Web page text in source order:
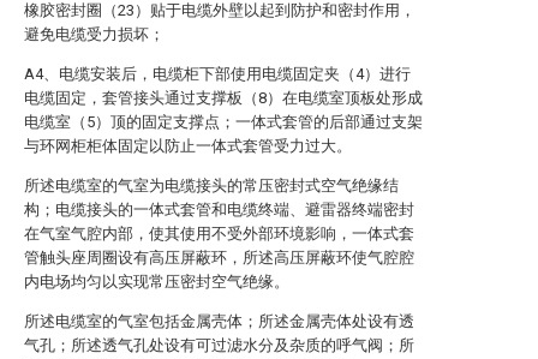
橡胶密封圈（23）贴于电缆外壁以起到防护和密封作用，
避免电缆受力损坏；
A4、电缆安装后，电缆柜下部使用电缆固定夹（4）进行
电缆固定，套管接头通过支撑板（8）在电缆室顶板处形成
电缆室（5）顶的固定支撑点；一体式套管的后部通过支架
与环网柜柜体固定以防止一体式套管受力过大。
所述电缆室的气室为电缆接头的常压密封式空气绝缘结
构；电缆接头的一体式套管和电缆终端、避雷器终端密封
在气室气腔内部，使其使用不受外部环境影响，一体式套
管触头座周圈设有高压屏蔽环，所述高压屏蔽环使气腔腔
内电场均匀以实现常压密封空气绝缘。
所述电缆室的气室包括金属壳体；所述金属壳体处设有透
气孔；所述透气孔处设有可过滤水分及杂质的呼气阀；所